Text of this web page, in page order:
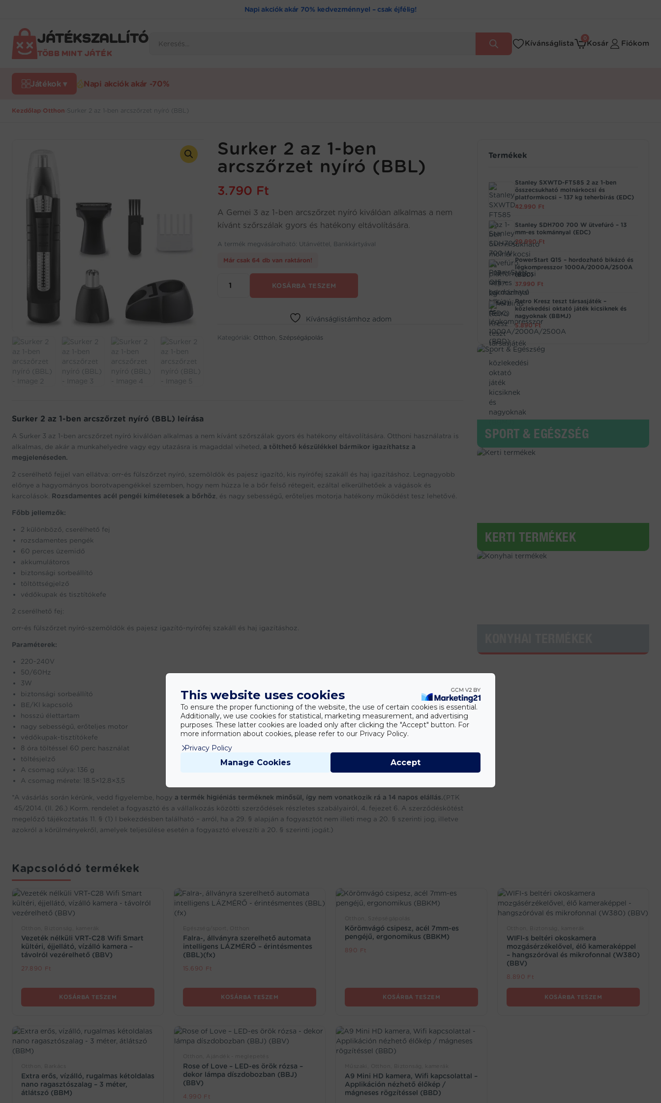
Napi akciók akár 70% kedvezménnyel – csak éjfélig!
JÁTÉKSZALLÍTÓ
TÖBB MINT JÁTÉK
search
Kívánságlista
0
Kosár Fiókom
Játékok ▾ Napi akciók akár -70%
Kezdőlap Otthon Surker 2 az 1-ben arcszőrzet nyíró (BBL)
Surker 2 az 1-ben
arcszőrzet nyíró (BBL)
3.790 Ft
A Gemei 3 az 1-ben arcszőrzet nyíró kiválóan alkalmas a nem
kívánt szőrszálak gyors és hatékony eltávolítására.
A termék megvásárolható: Utánvéttel, Bankkártyával
Már csak 64 db van raktáron!
nyíró
KOSÁRBA TESZEM
Kívánságlistámhoz adom
Kategóriák: Otthon, Szépségápolás
Surker 2 az 1-ben arcszőrzet nyíró (BBL) leírása
A Surker 3 az 1-ben arcszőrzet nyíró kiválóan alkalmas a nem kívánt szőrszálak gyors és hatékony eltávolítására. Otthoni használatra is
alkalmas, de akár a munkahelyedre vagy egy utazásra is magaddal viheted, a tölthető készülékkel bármikor igazíthatsz a
megjelenéseden.
2 cserélhető fejjel van ellátva: orr-és fülszőrzet nyíró, szemöldök és pajesz igazító, kis nyírófej szakáll és haj igazításhoz. Legnagyobb
előnye a hagyományos borotvapengékkel szemben, hogy nem húzza le a bőr felső rétegeit, ezáltal elkerülhetőek a vágások és
karcolások. Rozsdamentes acél pengéi kíméletesek a bőrhöz , és nagy sebességű, erőteljes motorja hatékony működést tesz lehetővé.
Főbb jellemzők:
2 különböző, cserélhető fej
rozsdamentes pengék
60 perces üzemidő
akkumulátoros
biztonsági sorbeállító
töltöttségjelző
védőkupak és tisztítókefe
2 cserélhető fej:
orr-és fülszőrzet nyíró-szemöldök és pajesz igazító-nyírófej szakáll és haj igazításhoz.
Paraméterek:
220-240V
50/60Hz
3W
biztonsági sorbeállító
BE/KI kapcsoló
hosszú élettartam
nagy sebességű, erőteljes motor
védőkupak-tisztítókefe
8 óra töltéssel 60 perc használat
töltésjelző
A csomag súlya: 136 g
A csomag mérete: 18.5×12.8×3,5
*A vásárlás során kérünk, vedd figyelembe, hogy a termék higiéniás terméknek minősül, így nem vonatkozik rá a 14 napos elállás.(PTK
45/2014. (II. 26.) Korm. rendelet a fogyasztó és a vállalkozás közötti szerződések részletes szabályairól, 4. fejezet 6. A szerződéskötést
megelőző tájékoztatás 11. § (1) l bekezdésben található – arról, ha a 29. § alapján a fogyasztót nem illeti meg a 20. § szerinti jog, illetve
azokról a körülményekről, amelyek teljesülése esetén a fogyasztó elveszíti a 20. § szerinti jogát.)
Termékek
Stanley SXWTD-FT585 2 az 1-ben
összecsukható molnárkocsi és
platformkocsi – 137 kg teherbírás (EDC)
42.990 Ft
Stanley SDH700 700 W ütvefúró – 13
mm-es tokmánnyal (EDC)
20.990Ft
PowerStart Q15 – hordozható bikázó és
légkompresszor 1000A/2000A/2500A
(BBD)
37.990 Ft
Retro Kresz teszt társasjáték –
közlekedési oktató játék kicsiknek és
nagyoknak (BBMJ)
5.890Ft
SPORT & EGÉSZSÉG
KERTI TERMÉKEK
Kapcsolódó termékek
Vezeték nélküli VRT-C28 Wifi Smart
kültéri, éjjellátó, vízálló kamera –
távolról vezérelhető (BBV)
27.890 Ft
KOSÁRBA TESZEM
Falra-, állványra szerelhető automata
intelligens LÁZMÉRŐ – érintésmentes
(BBL)(fx)
15.690 Ft
KOSÁRBA TESZEM
Körömvágó csipesz, acél 7mm-es
pengéjű, ergonomikus (BBKM)
890 Ft
KOSÁRBA TESZEM
WIFI-s beltéri okoskamera
mozgásérzékelővel, élő kameraképpel
– hangszóróval és mikrofonnal (W380)
(BBV)
8.890 Ft
KOSÁRBA TESZEM
Extra erős, vízálló, rugalmas kétoldalas
nano ragasztószalag – 3 méter,
átlátszó (BBM)
Rose of Love – LED-es örök rózsa –
dekor lámpa díszdobozban (BBJ)
(BBV)
4.990 Ft
A9 Mini HD kamera, Wifi kapcsolattal –
Applikáción nézhető élőkép /
mágneses rögzítéssel (BBD)
This website uses cookies
To ensure the proper functioning of the website, the use of certain cookies is essential.
Additionally, we use cookies for statistical, marketing measurement, and advertising
purposes. These latter cookies are loaded only after clicking the "Accept" button. For
more information about cookies, please refer to our Privacy Policy.
Privacy Policy
Manage Cookies Accept